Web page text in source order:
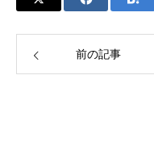
前の記事